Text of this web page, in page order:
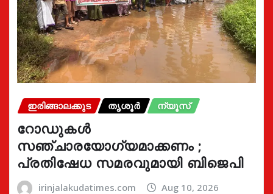
ഇരിങ്ങാലക്കുട തൃശൂർ ന്യൂസ്
റോഡുകൾ
സഞ്ചാരയോഗ്യമാക്കണം ;
പ്രതിഷേധ സമരവുമായി ബിജെപി
irinjalakudatimes.com Aug 10, 2026